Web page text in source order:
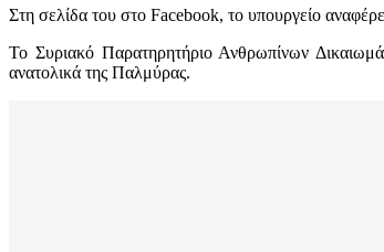
Στη σελίδα του στο Facebook, το υπουργείο
Το Συριακό Παρατηρητήριο Ανθρωπίνων
ανατολικά της Παλμύρας.